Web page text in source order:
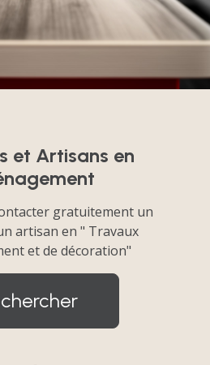
et Artisans en
gratuitement un
artisan en " Travaux
et de décoration"